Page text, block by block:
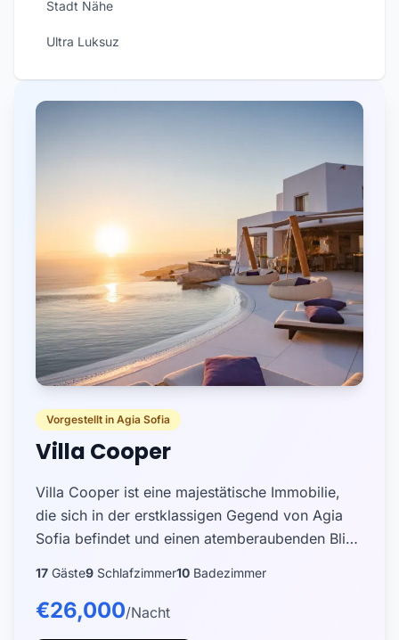
Stadt Nähe
Ultra Luksuz
Vorgestellt in Agia Sofia
Villa Cooper
Villa Cooper ist eine majestätische Immobilie,
die sich in der erstklassigen Gegend von Agia
Sofia befindet und einen atemberaubenden Blick
17 Gäste9 Schlafzimmer10 Badezimmer
€26,000/Nacht